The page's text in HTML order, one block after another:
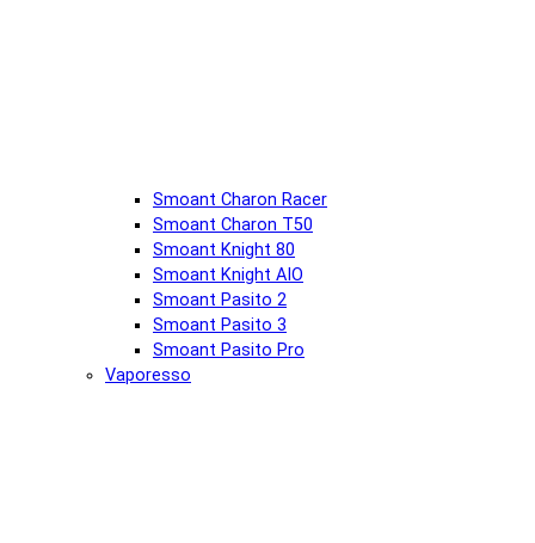
Smoant Charon Racer
Smoant Charon T50
Smoant Knight 80
Smoant Knight AIO
Smoant Pasito 2
Smoant Pasito 3
Smoant Pasito Pro
Vaporesso